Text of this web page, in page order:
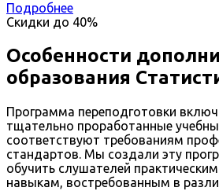
Подробнее
Скидки до 40%
Особенности
образования
Программа переподготовки
тщательно проработанные
соответствуют требованиям
стандартов. Мы создали эту
обучить слушателей
навыкам, востребованным в